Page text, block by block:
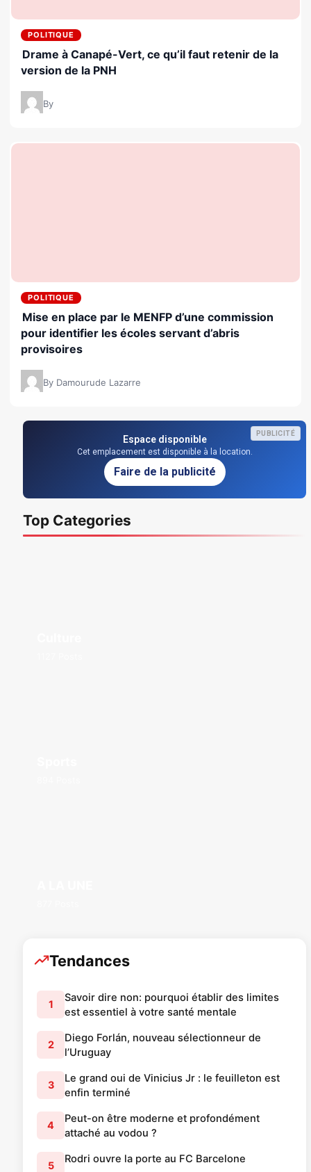
POLITIQUE
Drame à Canapé-Vert, ce qu’il faut retenir de la
version de la PNH
By
POLITIQUE
Mise en place par le MENFP d’une commission
pour identifier les écoles servant d’abris
provisoires
By Damourude Lazarre
PUBLICITÉ
Espace disponible
Cet emplacement est disponible à la location.
Faire de la publicité
Top Categories
Tendances
1
Savoir dire non: pourquoi établir des limites
est essentiel à votre santé mentale
2
Diego Forlán, nouveau sélectionneur de
l’Uruguay
3
Le grand oui de Vinicius Jr : le feuilleton est
enfin terminé
4
Peut-on être moderne et profondément
attaché au vodou ?
5
Rodri ouvre la porte au FC Barcelone